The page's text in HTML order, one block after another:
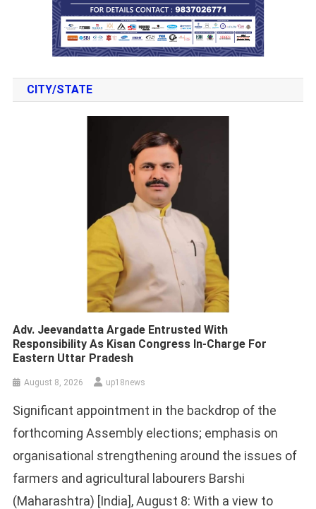
CITY/STATE
Adv. Jeevandatta Argade Entrusted With
Responsibility As Kisan Congress In-Charge For
Eastern Uttar Pradesh
August 8, 2026 up18news
Significant appointment in the backdrop of the
forthcoming Assembly elections; emphasis on
organisational strengthening around the issues of
farmers and agricultural labourers Barshi
(Maharashtra) [India], August 8: With a view to